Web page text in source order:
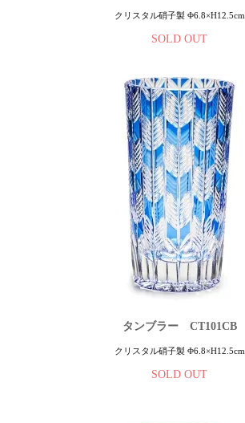
クリスタル硝子製 Φ6.8×H12.5cm
SOLD OUT
タンブラー CT101CB
クリスタル硝子製 Φ6.8×H12.5cm
SOLD OUT